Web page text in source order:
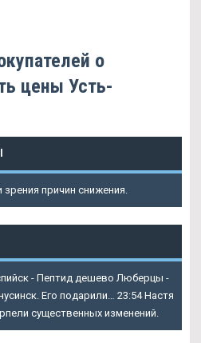
о
цены Усть-
причин снижения.
- Пептид дешево Люберцы -
Его подарили… 23:54 Настя
существенных изменений.